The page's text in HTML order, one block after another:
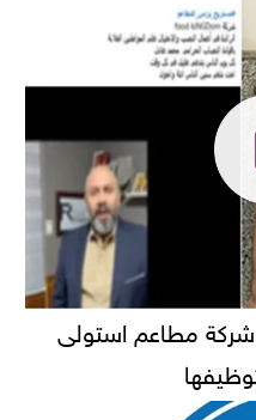
مطاعم استولى